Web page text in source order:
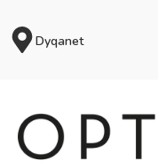
Dyqanet